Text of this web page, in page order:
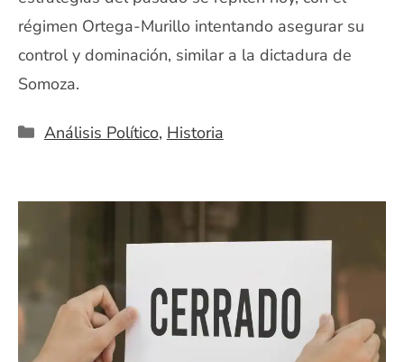
régimen Ortega-Murillo intentando asegurar su
control y dominación, similar a la dictadura de
Somoza.
Categorías
Análisis Político, Historia